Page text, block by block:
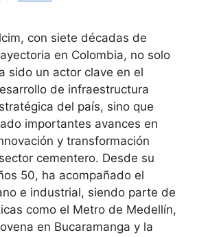
con siete décadas de
en Colombia, no solo
sido un actor clave en el
de infraestructura
del país, sino que
importantes avances en
y transformación
cementero. Desde su
50, ha acompañado el
e industrial, siendo parte de
como el Metro de Medellín,
en Bucaramanga y la